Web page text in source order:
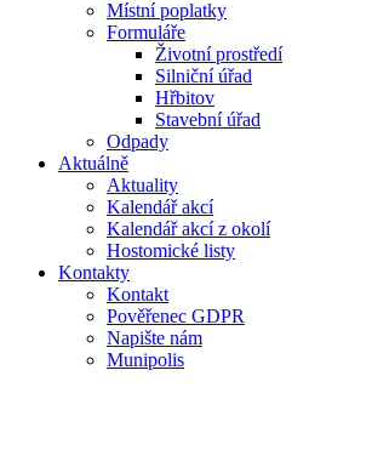
Místní poplatky
Formuláře
Životní prostředí
Silniční úřad
Hřbitov
Stavební úřad
Odpady
Aktuálně
Aktuality
Kalendář akcí
Kalendář akcí z okolí
Hostomické listy
Kontakty
Kontakt
Pověřenec GDPR
Napište nám
Munipolis